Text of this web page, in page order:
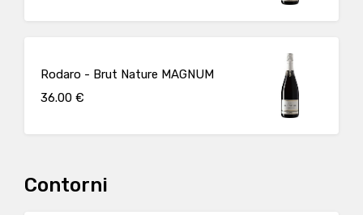
Rodaro - Brut Nature MAGNUM
36.00 €
Contorni